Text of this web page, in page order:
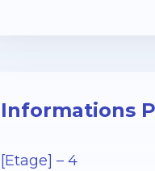
Informations
[Etage] – 4